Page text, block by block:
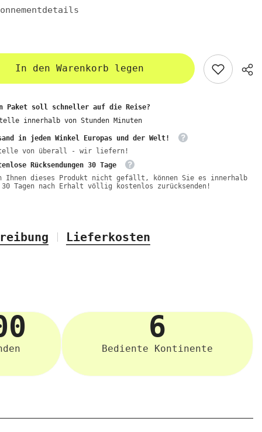
In den Warenkorb legen
Paket soll schneller auf die Reise?
innerhalb von Stunden Minuten
in jeden Winkel Europas und der Welt!
von überall - wir liefern!
Rücksendungen 30 Tage
Ihnen dieses Produkt nicht gefällt, können Sie es innerhalb
30 Tagen nach Erhalt völlig kostenlos zurücksenden!
Lieferkosten
6
Bediente Kontinente